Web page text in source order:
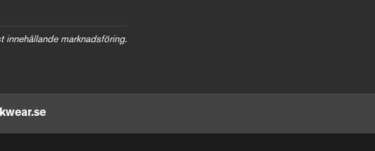
innehållande marknadsföring.